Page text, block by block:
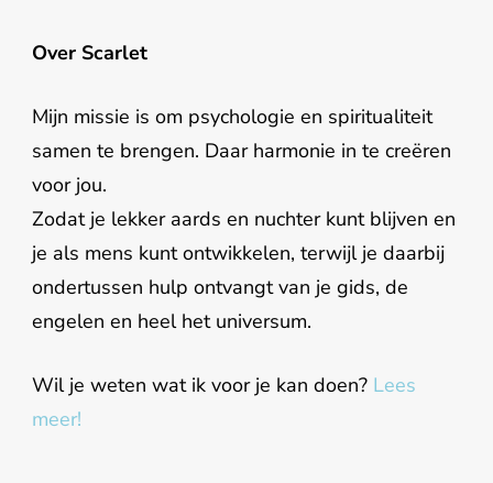
Over Scarlet
Mijn missie is om psychologie en spiritualiteit
samen te brengen. Daar harmonie in te creëren
voor jou.
Zodat je lekker aards en nuchter kunt blijven en
je als mens kunt ontwikkelen, terwijl je daarbij
ondertussen hulp ontvangt van je gids, de
engelen en heel het universum.
Wil je weten wat ik voor je kan doen? Lees
meer!